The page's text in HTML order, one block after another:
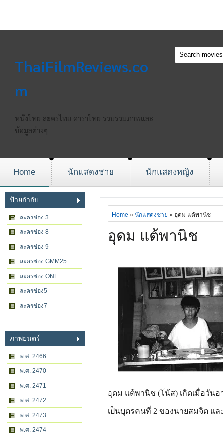
ThaiFilmReviews.co
m
หนังไทย ละครไทย ดาราไทย รวบรวมภาพและ
ข้อมูลต่างๆ
Home นักแสดงชาย นักแสดงหญิง
ป้ายกำกับ
ละครช่อง 3
ละครช่อง 8
ละครช่อง 9
ละครช่อง GMM25
ละครช่อง ONE
ละครช่อง5
ละครช่อง7
ภาพยนตร์
พ.ศ. 2466
พ.ศ. 2470
พ.ศ. 2471
พ.ศ. 2472
พ.ศ. 2473
พ.ศ. 2474
Home » นักแสดงชาย » อุดม แต้พานิช
อุดม แต้พานิช
อุดม แต้พานิช (โน้ส) เกิดเมื่อวันอ
เป็นบุตรคนที่ 2 ของนายสมจิต แ